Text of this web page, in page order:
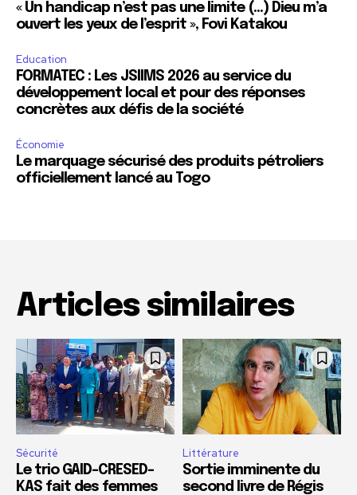
« Un handicap n’est pas une limite (…) Dieu m’a
ouvert les yeux de l’esprit », Fovi Katakou
Education
FORMATEC : Les JSIIMS 2026 au service du
développement local et pour des réponses
concrètes aux défis de la société
Économie
Le marquage sécurisé des produits pétroliers
officiellement lancé au Togo
Articles similaires
Sécurité
Le trio GAID-CRESED-
KAS fait des femmes
Littérature
Sortie imminente du
second livre de Régis